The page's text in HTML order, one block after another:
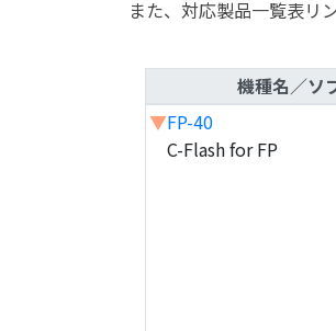
また、対応製品一覧表リ
機種名／ソ
▼FP-40
C-Flash for FP